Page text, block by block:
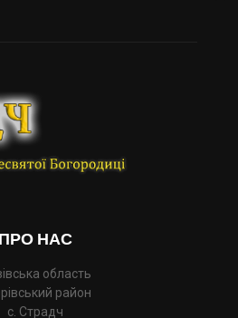
ПРО НАС
область
район
с. Страдч